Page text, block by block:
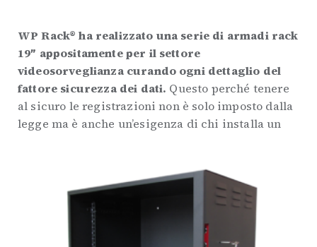
WP Rack® ha realizzato una serie di armadi rack
19″ appositamente per il settore
videosorveglianza curando ogni dettaglio del
fattore sicurezza dei dati. Questo perché tenere
al sicuro le registrazioni non è solo imposto dalla
legge ma è anche un’esigenza di chi installa un